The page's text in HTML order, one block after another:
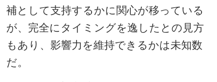
補として支持するかに関心が移っている
が、完全にタイミングを逸したとの見方
もあり、影響力を維持できるかは未知数
だ。